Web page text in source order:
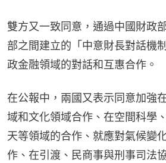
雙方又一致同意，通過中國財政
部之間建立的「中意財長對話機
政金融領域的對話和互惠合作。
在公報中，兩國又表示同意加強
域和文化領域合作、在空間科學
天等領域的合作、就應對氣候變
作、在引渡、民商事與刑事司法